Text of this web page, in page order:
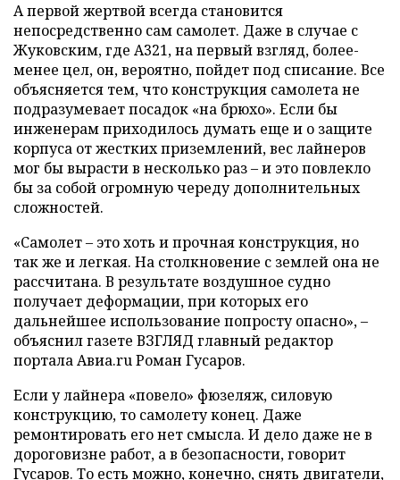
А первой жертвой всегда становится
непосредственно сам самолет. Даже в случае с
Жуковским, где A321, на первый взгляд, более-
менее цел, он, вероятно, пойдет под списание. Все
объясняется тем, что конструкция самолета не
подразумевает посадок «на брюхо». Если бы
инженерам приходилось думать еще и о защите
корпуса от жестких приземлений, вес лайнеров
мог бы вырасти в несколько раз – и это повлекло
бы за собой огромную череду дополнительных
сложностей.
«Самолет – это хоть и прочная конструкция, но
так же и легкая. На столкновение с землей она не
рассчитана. В результате воздушное судно
получает деформации, при которых его
дальнейшее использование попросту опасно», –
объяснил газете ВЗГЛЯД главный редактор
портала Авиа.ru Роман Гусаров.
Если у лайнера «повело» фюзеляж, силовую
конструкцию, то самолету конец. Даже
ремонтировать его нет смысла. И дело даже не в
дороговизне работ, а в безопасности, говорит
Гусаров. То есть можно, конечно, снять двигатели,